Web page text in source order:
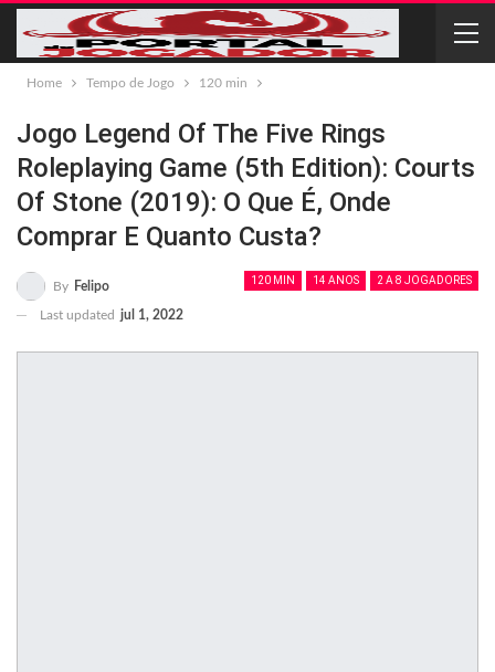
Home Tempo de Jogo 120 min
Jogo Legend Of The Five Rings
Roleplaying Game (5th Edition): Courts
Of Stone (2019): O Que É, Onde
Comprar E Quanto Custa?
120 MIN 14 ANOS 2 A 8 JOGADORES
By Felipo
Last updated jul 1, 2022